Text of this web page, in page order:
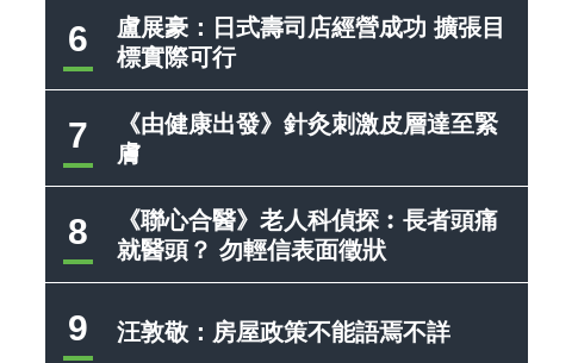
6
盧展豪：日式壽司店經營成功 擴張目
標實際可行
7
《由健康出發》針灸刺激皮層達至緊
膚
8
《聯心合醫》老人科偵探︰長者頭痛
就醫頭？ 勿輕信表面徵狀
9 汪敦敬：房屋政策不能語焉不詳